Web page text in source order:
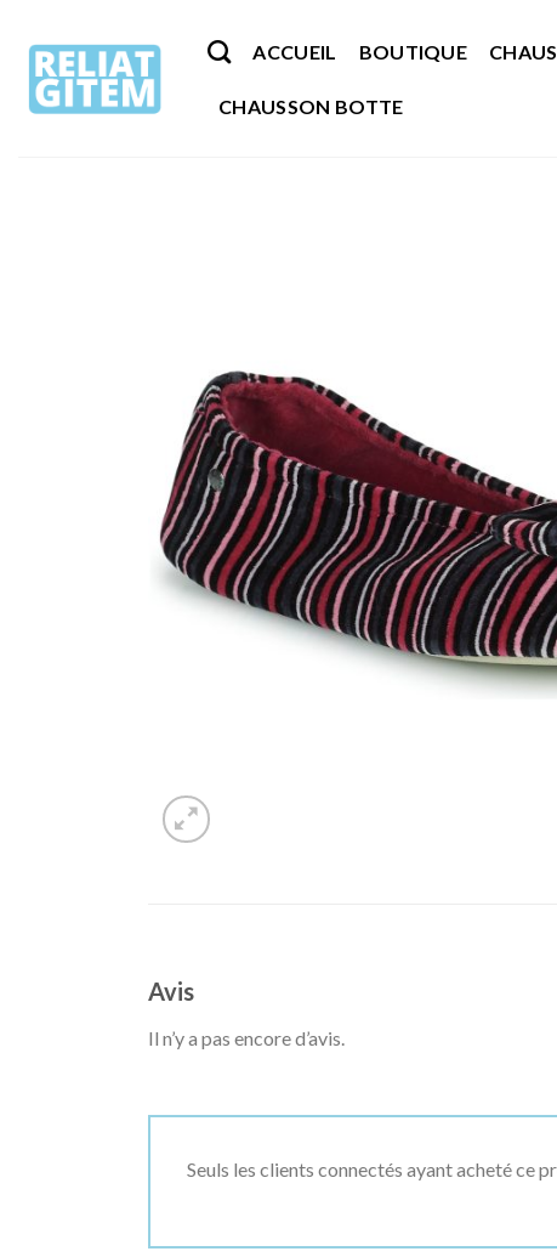
contenu
ACCUEIL BOUTIQUE
CHAUSSON BOTTE
Avis
Il n’y a pas encore d’avis.
Seuls les clients connectés ayant acheté ce